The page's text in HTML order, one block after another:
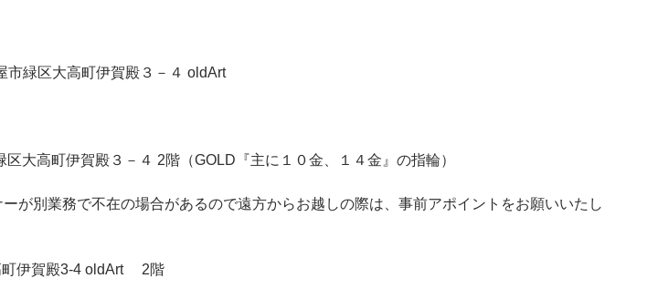
緑区大高町伊賀殿３－４ oldArt
大高町伊賀殿３－４ 2階（GOLD『主に１０金、１４金』の指輪）
別業務で不在の場合があるので遠方からお越しの際は、事前アポイントをお願いいたし
町伊賀殿3-4 oldArt 2階